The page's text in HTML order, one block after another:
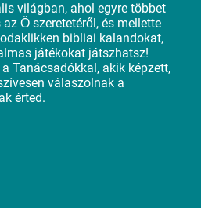
világban, ahol egyre többet
Ő szeretetéről, és mellette
bibliai kalandokat,
játékokat játszhatsz!
Tanácsadókkal, akik képzett,
válaszolnak a
érted.